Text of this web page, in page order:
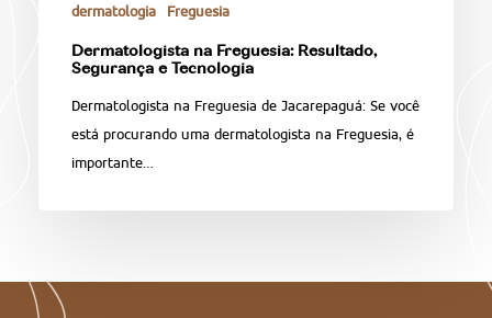
dermatologia Freguesia
Dermatologista na Freguesia: Resultado,
Segurança e Tecnologia
Dermatologista na Freguesia de Jacarepaguá: Se você
está procurando uma dermatologista na Freguesia, é
importante…